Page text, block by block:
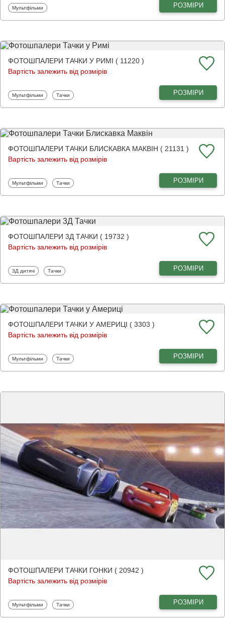
Фотошпалери
Мультфільми РОЗМІРИ
ФОТОШПАЛЕРИ ТАЧКИ У РИМІ ( 11220 )
Вартість залежить від розмірів
Фотошпалери
Мультфільми Фотошпалери
Тачки РОЗМІРИ
ФОТОШПАЛЕРИ ТАЧКИ БЛИСКАВКА МАКВІН ( 21131 )
Вартість залежить від розмірів
Фотошпалери
Мультфільми Фотошпалери
Тачки РОЗМІРИ
ФОТОШПАЛЕРИ 3Д ТАЧКИ ( 19732 )
Вартість залежить від розмірів
Фотошпалери
3Д дитячі Фотошпалери
Тачки РОЗМІРИ
ФОТОШПАЛЕРИ ТАЧКИ У АМЕРИЦІ ( 3303 )
Вартість залежить від розмірів
Фотошпалери
Мультфільми Фотошпалери
Тачки РОЗМІРИ
ФОТОШПАЛЕРИ ТАЧКИ ГОНКИ ( 20942 )
Вартість залежить від розмірів
Фотошпалери
Мультфільми Фотошпалери
Тачки РОЗМІРИ